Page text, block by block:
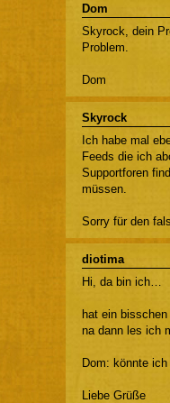
Dom
Skyrock, dein
Problem.
Dom
Skyrock
Ich habe mal
Feeds die ich
Supportforen
müssen.
Sorry für den
diotima
Hi, da bin ich…
hat ein bisschen
na dann les ich
Dom: könnte
Liebe Grüße